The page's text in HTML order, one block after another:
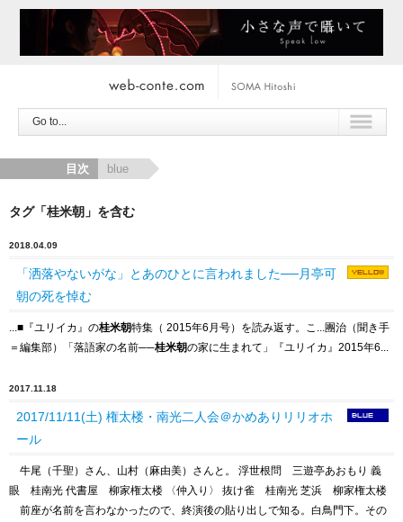
Go to...
blue
目次
タグ「桂米朝」を含む
2018.04.09
「洒落やないがな」とあのひとに言われました──月亭可
朝の死を悼む
■ 『ユリイカ』の桂米朝特集（ 2015年6月号）を読み返す。こ...團治（聞き手
＝編集部）「落語家の名前──桂米朝の家に生まれて」『ユリイカ』2015年6...
2017.11.18
2017/11/11(土) 権太楼・南光二人会＠かめありリリオホ
ール
牛尾（千聖）さん、山村（麻由美）さんと。 浮世根問 三遊亭あおもり 義
眼 桂南光 代書屋 柳家権太楼 〈仲入り〉 抜け雀 桂南光 芝浜 柳家権太楼
前座が名前を言わなかったので、終演後の貼り出しで知る。白鳥門下。その